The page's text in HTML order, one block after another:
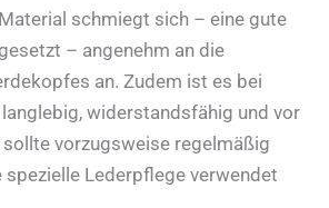
schmiegt sich – eine gute
– angenehm an die
an. Zudem ist es bei
widerstandsfähig und vor
vorzugsweise regelmäßig
spezielle Lederpflege verwendet